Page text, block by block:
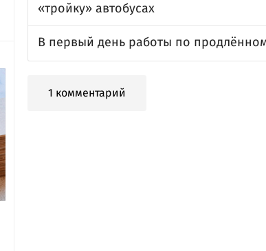
«тройку» автобусах
В первый день работы по
1 комментарий